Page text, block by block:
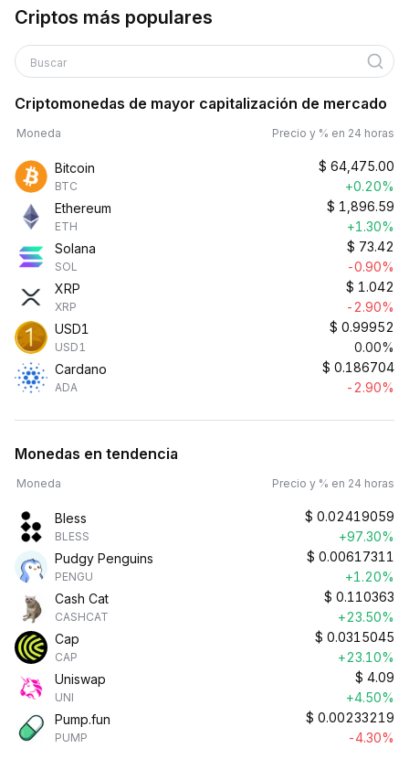
Criptos más populares
Buscar
Criptomonedas de mayor capitalización de mercado
Moneda Precio y % en 24 horas
Bitcoin
BTC
$ 64,475.00
+0.20%
Ethereum
ETH
$ 1,896.59
+1.30%
Solana
SOL
$ 73.42
-0.90%
XRP
XRP
$ 1.042
-2.90%
USD1
USD1
$ 0.99952
0.00%
Cardano
ADA
$ 0.186704
-2.90%
Monedas en tendencia
Moneda Precio y % en 24 horas
Bless
BLESS
$ 0.02419059
+97.30%
Pudgy Penguins
PENGU
$ 0.00617311
+1.20%
Cash Cat
CASHCAT
$ 0.110363
+23.50%
Cap
CAP
$ 0.0315045
+23.10%
Uniswap
UNI
$ 4.09
+4.50%
Pump.fun
PUMP
$ 0.00233219
-4.30%